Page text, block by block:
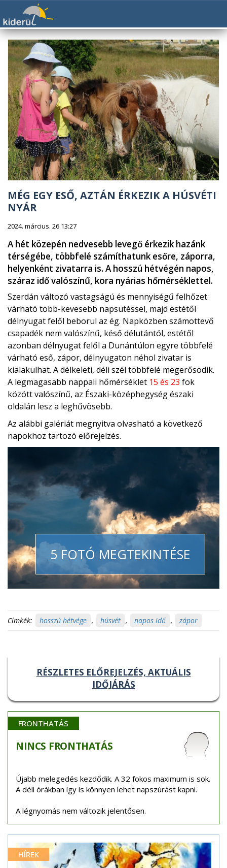
MÉG EGY ESŐ, AZTÁN ÉRKEZIK A HÚSVÉTI
NYÁR
2024. március. 26 13:27
A hét közepén nedvesebb levegő érkezik hazánk
térségébe, többfelé számíthatunk esőre, záporra,
helyenként zivatarra is. A hosszú hétvégén napos,
száraz idő valószínű, kora nyárias hőmérséklettel.
Szerdán változó vastagságú és mennyiségű felhőzet
várható több-kevesebb napsütéssel, majd estétől
délnyugat felől beborul az ég. Napközben számottevő
csapadék nem valószínű, késő délutántól, estétől
azonban délnyugat felől a Dunántúlon egyre többfelé
várható eső, zápor, délnyugaton néhol zivatar is
kialakulhat. A délkeleti, déli szél többfelé megerősödik.
A legmagasabb nappali hőmérséklet 15 és 23 fok
között valószínű, az Északi-középhegység északi
oldalán lesz a leghűvösebb.
Az alábbi galériát megnyitva olvasható a következő
napokhoz tartozó előrejelzés.
5 FOTÓ MEGTEKINTÉSE
Címkék: hosszú hétvége , húsvét , napos idő , zápor
RÉSZLETES ELŐREJELZÉS, AKTUÁLIS
IDŐJÁRÁS
FRONTHATÁS
NINCS FRONTHATÁS
Újabb melegedés kezdődik. A 32 fokos maximum is sok.
A déli órákban így is könnyen lehet napszúrást kapni.
A légnyomás nem változik jelentősen.
HÍREK